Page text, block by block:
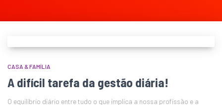
CASA & FAMÍLIA
A difícil tarefa da gestão diária!
O equilíbrio diário entre tudo o que implica a nossa profissão e a